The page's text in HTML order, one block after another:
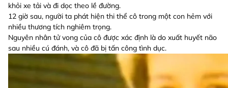
khỏi xe tải và đi dọc theo lề đường.
12 giờ sau, người ta phát hiện thi thể cô trong một con hẻm với
nhiều thương tích nghiêm trọng.
Nguyên nhân tử vong của cô được xác định là do xuất huyết não
sau nhiều cú đánh, và cô đã bị tấn công tình dục.